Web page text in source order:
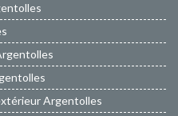
Argentolles